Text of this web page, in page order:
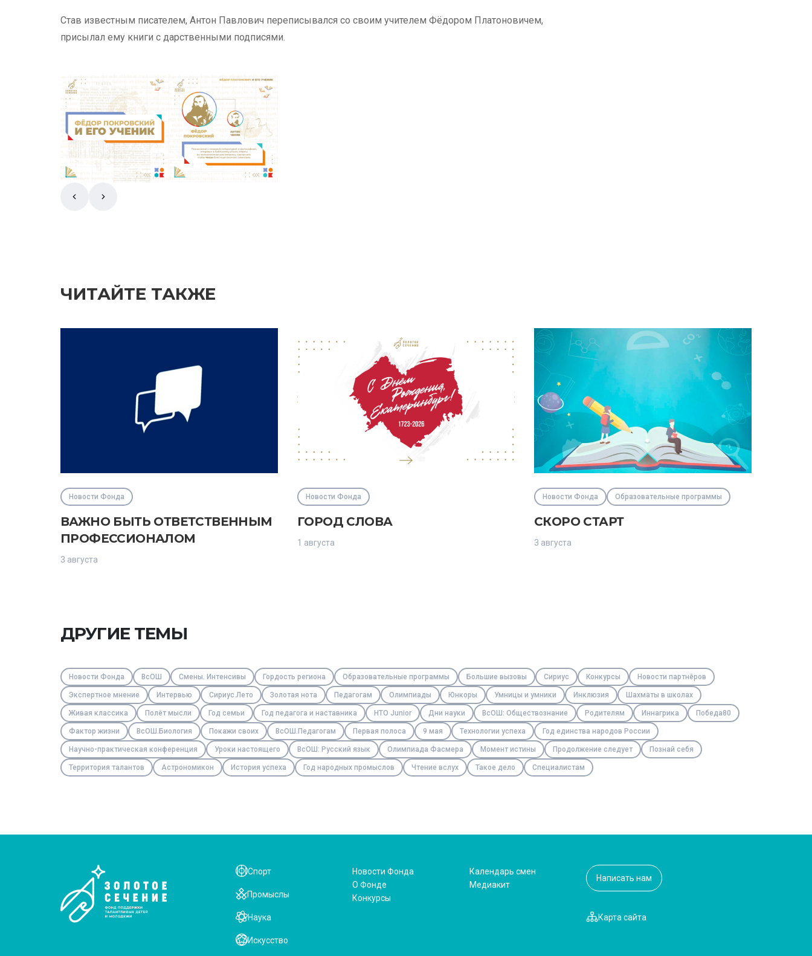
Став известным писателем, Антон Павлович переписывался со своим учителем Фёдором Платоновичем,
присылал ему книги с дарственными подписями.
ЧИТАЙТЕ ТАКЖЕ
Новости Фонда
ВАЖНО БЫТЬ ОТВЕТСТВЕННЫМ
ПРОФЕССИОНАЛОМ
3 августа
Новости Фонда
ГОРОД СЛОВА
1 августа
Новости Фонда Образовательные программы
СКОРО СТАРТ
3 августа
ДРУГИЕ ТЕМЫ
Новости Фонда ВсОШ Смены. Интенсивы Гордость региона Образовательные программы Большие вызовы Сириус Конкурсы Новости партнёров
Экспертное мнение Интервью Сириус.Лето Золотая нота Педагогам Олимпиады Юнкоры Умницы и умники Инклюзия Шахматы в школах
Живая классика Полёт мысли Год семьи Год педагога и наставника НТО Junior Дни науки ВсОШ: Обществознание Родителям Иннагрика Победа80
Фактор жизни ВсОШ.Биология Покажи своих ВсОШ.Педагогам Первая полоса 9 мая Технологии успеха Год единства народов России
Научно-практическая конференция Уроки настоящего ВсОШ: Русский язык Олимпиада Фасмера Момент истины Продолжение следует Познай себя
Территория талантов Астрономикон История успеха Год народных промыслов Чтение вслух Такое дело Специалистам
Наука
Спорт
Искусство
Промыслы
Карта сайта
Написать нам
Новости Фонда
О Фонде
Конкурсы
Календарь смен
Медиакит